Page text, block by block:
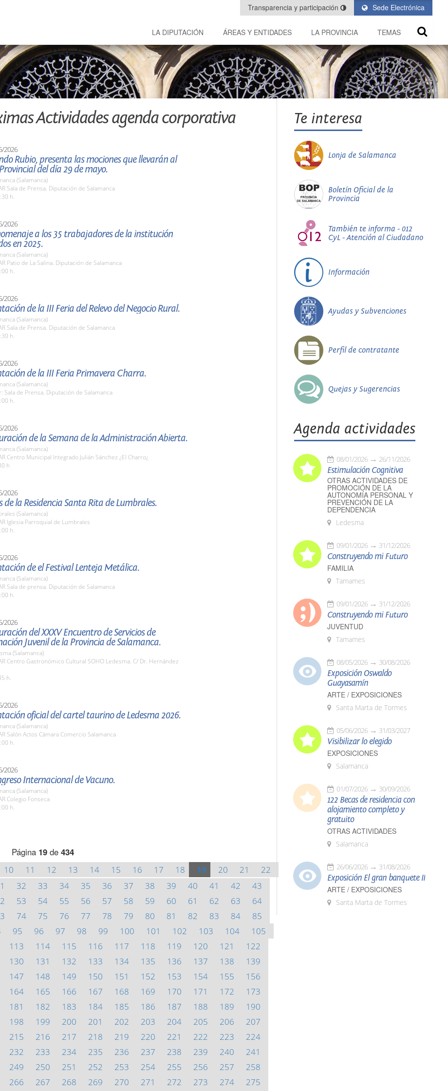
Sede Electrónica
Transparencia y participación
LA DIPUTACIÓN ÁREAS Y ENTIDADES LA PROVINCIA TEMAS
Actividades agenda corporativa
2026
Rubio, presenta las mociones que llevarán al
del día 29 de mayo.
(Salamanca)
Sala de Prensa. Diputación de Salamanca
h.
2026
a los 35 trabajadores de la institución
en 2025.
(Salamanca)
Patio de La Salina. Diputación de Salamanca
h.
2026
de la III Feria del Relevo del Negocio Rural.
(Salamanca)
Sala de Prensa. Diputación de Salamanca
h.
2026
de la III Feria Primavera Charra.
(Salamanca)
Sala de Prensa. Diputación de Salamanca
h.
2026
de la Semana de la Administración Abierta.
(Salamanca)
Centro Municipal Integrado Julián Sánchez ¿El Charro¿
h
2026
de la Residencia Santa Rita de Lumbrales.
(Salamanca)
Iglesia Parroquial de Lumbrales
h.
2026
de el Festival Lenteja Metálica.
(Salamanca)
Sala de prensa. Diputación de Salamanca
h.
2026
del XXXV Encuentro de Servicios de
Juvenil de la Provincia de Salamanca.
(Salamanca)
Centro Gastronómico Cultural SOHO Ledesma. C/ Dr. Hernández
h.
2026
oficial del cartel taurino de Ledesma 2026.
(Salamanca)
Salón Actos Cámara Comercio Salamanca
h.
2026
Internacional de Vacuno.
(Salamanca)
Colegio Fonseca
h.
Página 19 de 434
10 11 12 13 14 15 16 17 18 19 20 21
22
32 33 34 35 36 37 38 39 40 41 42
43
53 54 55 56 57 58 59 60 61 62 63
64
74 75 76 77 78 79 80 81 82 83 84
85
95 96 97 98 99 100 101 102 103 104
105
113 114 115 116 117 118 119 120 121
122
130 131 132 133 134 135 136 137 138
139
147 148 149 150 151 152 153 154 155
156
164 165 166 167 168 169 170 171 172
173
181 182 183 184 185 186 187 188 189
190
198 199 200 201 202 203 204 205 206
207
215 216 217 218 219 220 221 222 223
224
232 233 234 235 236 237 238 239 240
241
249 250 251 252 253 254 255 256 257
258
266 267 268 269 270 271 272 273 274 275
Te interesa
Lonja de Salamanca
Boletín Oficial de la
Provincia
También te informa - 012
CyL - Atención al Ciudadano
Información
Ayudas y Subvenciones
Perfil de contratante
Quejas y Sugerencias
Agenda actividades
08/01/2026 26/11/2026
Estimulación Cognitiva
OTRAS ACTIVIDADES DE
PROMOCIÓN DE LA
AUTONOMÍA PERSONAL Y
PREVENCIÓN DE LA
DEPENDENCIA
Ledesma
09/01/2026 31/12/2026
Construyendo mi Futuro
FAMILIA
Tamames
09/01/2026 31/12/2026
Construyendo mi Futuro
JUVENTUD
Tamames
08/05/2026 30/08/2026
Exposición Oswaldo
Guayasamín
ARTE / EXPOSICIONES
Santa Marta de Tormes
05/06/2026 31/03/2027
Visibilizar lo elegido
EXPOSICIONES
Salamanca
01/07/2026 30/09/2026
122 Becas de residencia con
alojamiento completo y
gratuito
OTRAS ACTIVIDADES
Salamanca
26/06/2026 31/08/2026
Exposición El gran banquete II
ARTE / EXPOSICIONES
Santa Marta de Tormes